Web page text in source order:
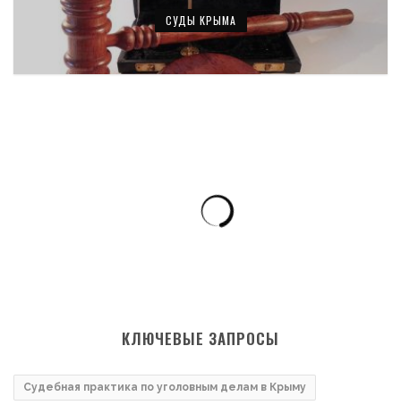
СУДЫ КРЫМА
КЛЮЧЕВЫЕ ЗАПРОСЫ
Судебная практика по уголовным делам в Крыму